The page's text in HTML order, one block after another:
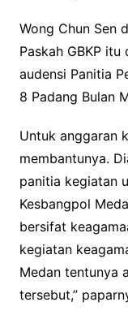
Wong Chun Sen
Paskah GBKP
audensi Panitia
8 Padang Bulan
Untuk anggaran
membantunya.
panitia kegiatan
Kesbangpol
bersifat
kegiatan
Medan tentunya
tersebut,”